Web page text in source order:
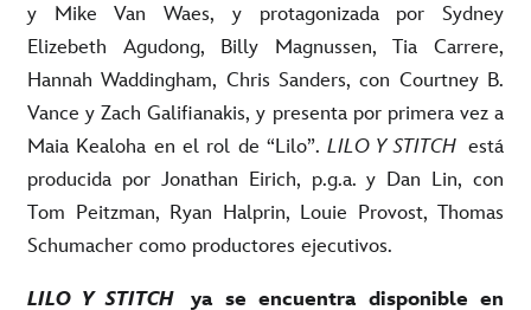
y Mike Van Waes, y protagonizada por Sydney
Elizebeth Agudong, Billy Magnussen, Tia Carrere,
Hannah Waddingham, Chris Sanders, con Courtney B.
Vance y Zach Galifianakis, y presenta por primera vez a
Maia Kealoha en el rol de “Lilo”.LILO Y STITCHestá
producida por Jonathan Eirich, p.g.a. y Dan Lin, con
Tom Peitzman, Ryan Halprin, Louie Provost, Thomas
Schumacher como productores ejecutivos.
LILO Y STITCHya se encuentra disponible en